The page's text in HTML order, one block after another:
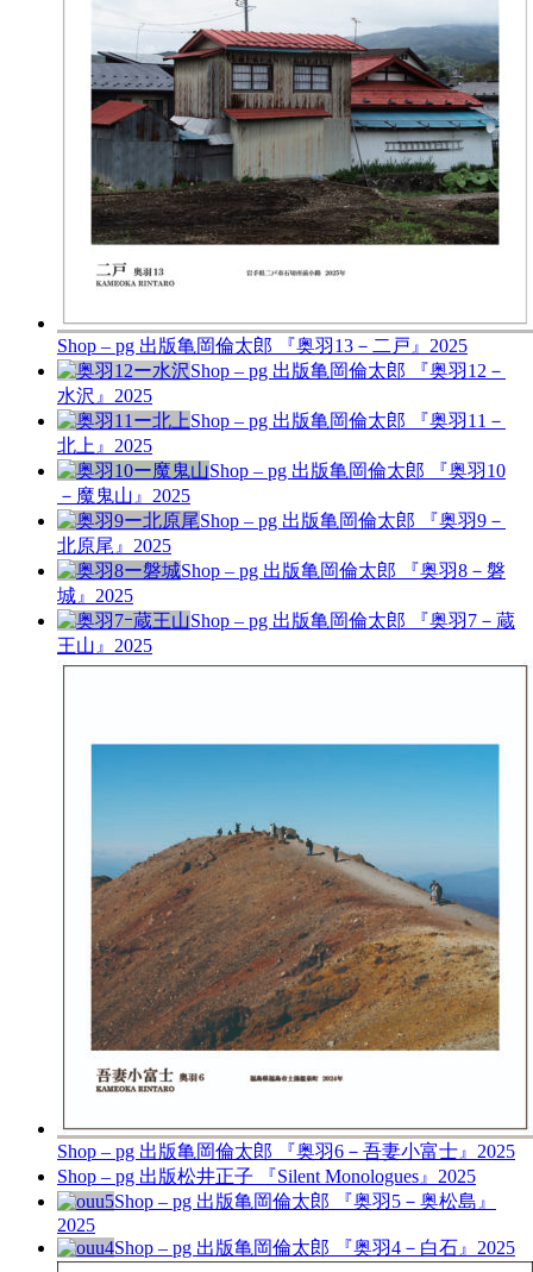
Shop – pg 出版亀岡倫太郎 『奥羽13－二戸』 2025
Shop – pg 出版亀岡倫太郎 『奥羽12－
水沢』 2025
Shop – pg 出版亀岡倫太郎 『奥羽11－
北上』 2025
Shop – pg 出版亀岡倫太郎 『奥羽10
－魔鬼山』 2025
Shop – pg 出版亀岡倫太郎 『奥羽9－
北原尾』 2025
Shop – pg 出版亀岡倫太郎 『奥羽8－磐
城』 2025
Shop – pg 出版亀岡倫太郎 『奥羽7－蔵
王山』 2025
Shop – pg 出版亀岡倫太郎 『奥羽6－吾妻小富士』 2025
Shop – pg 出版松井正子 『Silent Monologues』 2025
Shop – pg 出版亀岡倫太郎 『奥羽5－奥松島』
2025
Shop – pg 出版亀岡倫太郎 『奥羽4－白石』 2025